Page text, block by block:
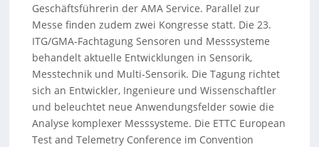
Geschäftsführerin der AMA Service. Parallel zur
Messe finden zudem zwei Kongresse statt. Die 23.
ITG/GMA-Fachtagung Sensoren und Messsysteme
behandelt aktuelle Entwicklungen in Sensorik,
Messtechnik und Multi-Sensorik. Die Tagung richtet
sich an Entwickler, Ingenieure und Wissenschaftler
und beleuchtet neue Anwendungsfelder sowie die
Analyse komplexer Messsysteme. Die ETTC European
Test and Telemetry Conference im Convention